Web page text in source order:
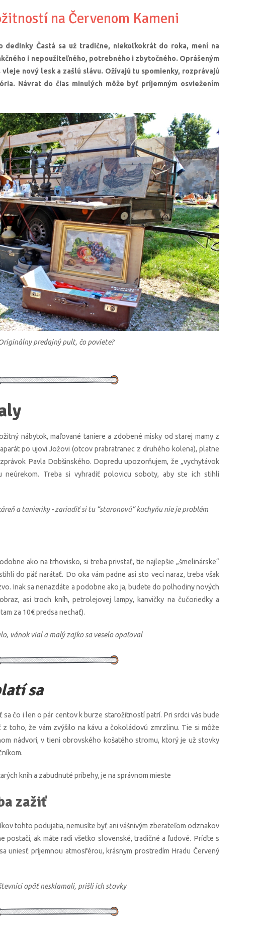
na Červenom Kameni
dedinky Častá sa už tradične, niekoľkokrát do roka, mení na
i nepoužiteľného, potrebného i zbytočného. Oprášeným
nový lesk a zašlú slávu. Ožívajú tu spomienky, rozprávajú
Návrat do čias minulých môže byť príjemným osviežením
predajný pult, čo poviete?
nábytok, maľované taniere a zdobené misky od starej mamy z
po ujovi Jožovi (otcov prabratranec z druhého kolena), platne
Pavla Dobšinského. Dopredu upozorňujem, že „vychytávok
neúrekom. Treba si vyhradiť polovicu soboty, aby ste ich stihli
a tanieriky - zariadiť si tu “staronovú” kuchyňu nie je problém
ako na trhovisko, si treba privstať, tie najlepšie „šmelinárske“
do päť narátať. Do oka vám padne asi sto vecí naraz, treba však
Inak sa nenazdáte a podobne ako ja, budete do polhodiny nových
asi troch kníh, petrolejovej lampy, kanvičky na čučoriedky a
za 10€ predsa nechať).
vánok vial a malý zajko sa veselo opaľoval
sa
čo i len o pár centov k burze starožitností patrí. Pri srdci vás bude
toho, že vám zvýšilo na kávu a čokoládovú zmrzlinu. Tie si môže
nádvorí, v tieni obrovského košatého stromu, ktorý je už stovky
kníh a zabudnuté príbehy, je na správnom mieste
zažiť
tohto podujatia, nemusíte byť ani vášnivým zberateľom odznakov
postačí, ak máte radi všetko slovenské, tradičné a ľudové. Príďte s
uniesť príjemnou atmosférou, krásnym prostredím Hradu Červený
opäť nesklamali, prišli ich stovky